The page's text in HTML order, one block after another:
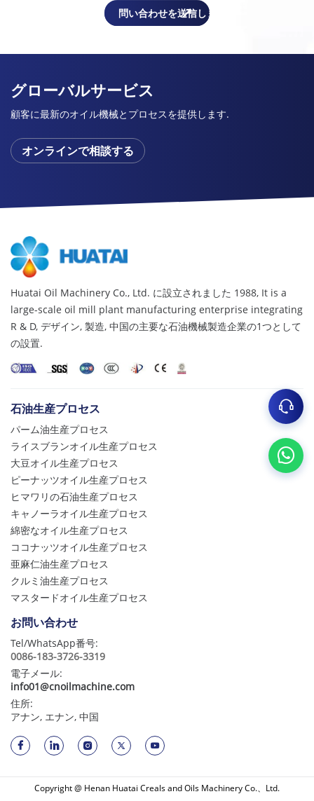
グローバルサービス
顧客に最新のオイル機械とプロセスを提供します.
オンラインで相談する
Huatai Oil Machinery Co., Ltd. に設立されました 1988, It is a
large-scale oil mill plant manufacturing enterprise integrating
R & D, デザイン, 製造, 中国の主要な石油機械製造企業の1つとして
の設置.
石油生産プロセス
パーム油生産プロセス
ライスブランオイル生産プロセス
大豆オイル生産プロセス
ピーナッツオイル生産プロセス
ヒマワリの石油生産プロセス
キャノーラオイル生産プロセス
綿密なオイル生産プロセス
ココナッツオイル生産プロセス
亜麻仁油生産プロセス
クルミ油生産プロセス
マスタードオイル生産プロセス
お問い合わせ
Tel/WhatsApp番号:
0086-183-3726-3319
電子メール:
info01@cnoilmachine.com
住所:
アナン, エナン, 中国
Copyright @ Henan Huatai Creals and Oils Machinery Co.、Ltd.